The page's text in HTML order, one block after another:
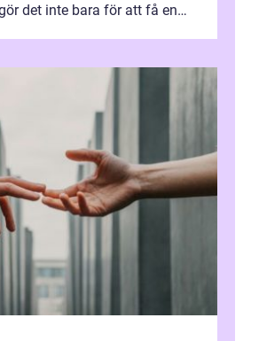
det inte bara för att få en